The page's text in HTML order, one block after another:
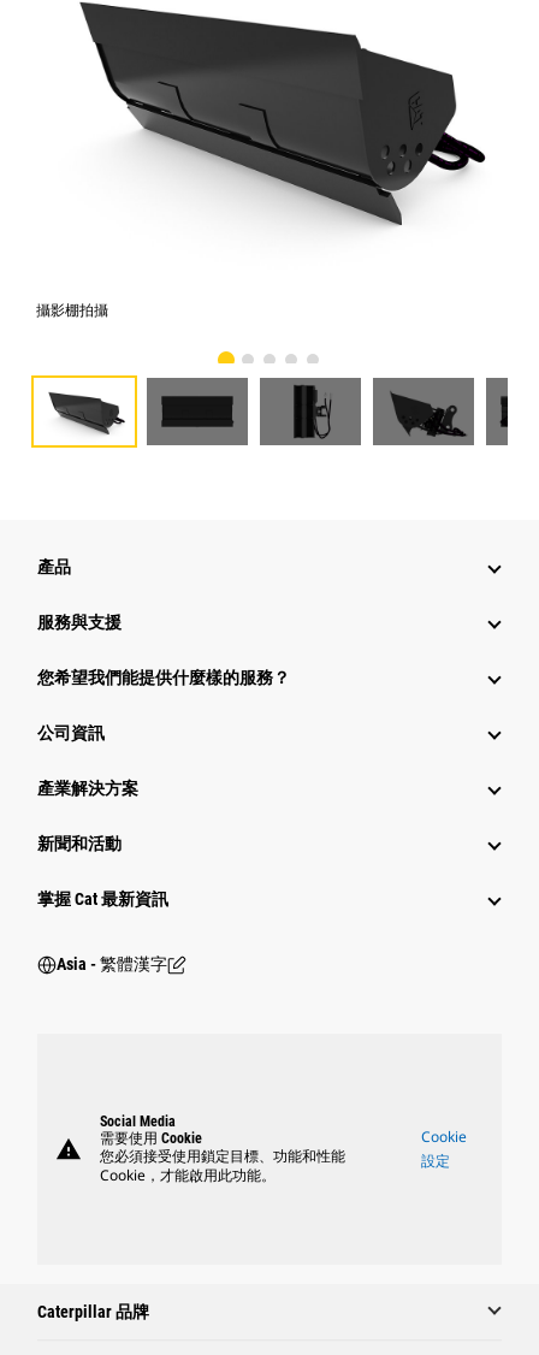
攝影棚拍攝
產品
服務與支援
您希望我們能提供什麼樣的服務？
公司資訊
產業解決方案
新聞和活動
掌握 Cat 最新資訊
Asia - 繁體漢字
warning
Social Media
需要使用 Cookie
您必須接受使用鎖定目標、功能和性能
Cookie，才能啟用此功能。
Cookie
設定
Caterpillar 品牌